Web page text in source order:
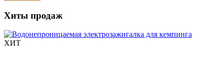
Хиты продаж
ХИТ